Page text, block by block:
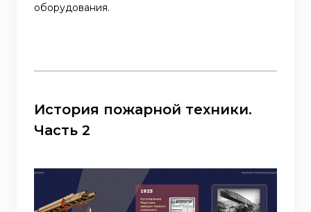
оборудования.
История пожарной техники.
Часть 2